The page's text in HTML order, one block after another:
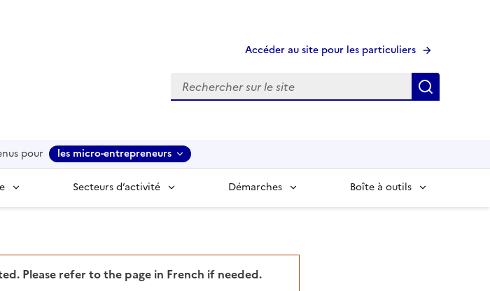
Accéder au site pour les particuliers
Recherche
pour les micro-entrepreneurs
Secteurs d’activité Démarches Boîte à outils
Please refer to the page in French if needed.